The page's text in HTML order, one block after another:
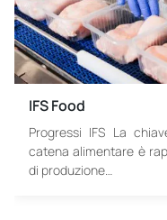
IFS Food
Progressi IFS La
catena alimentare è
di produzione…